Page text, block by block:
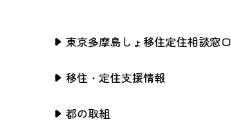
東京多摩島しょ移住定住相談窓口
移住・定住支援情報
都の取組